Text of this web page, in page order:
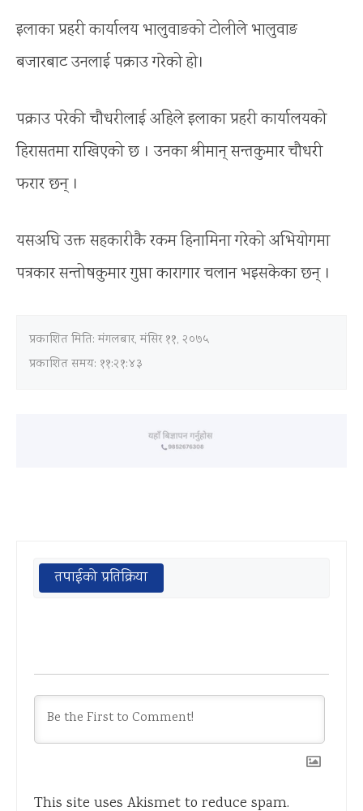
इलाका प्रहरी कार्यालय भालुवाङको टोलीले भालुवाङ
बजारबाट उनलाई पक्राउ गरेको हो।
पक्राउ परेकी चौधरीलाई अहिले इलाका प्रहरी कार्यालयको
हिरासतमा राखिएको छ । उनका श्रीमान् सन्तकुमार चौधरी
फरार छन् ।
यसअघि उक्त सहकारीकै रकम हिनामिना गरेको अभियोगमा
पत्रकार सन्तोषकुमार गुप्ता कारागार चलान भइसकेका छन् ।
प्रकाशित मिति:मंगलबार, मंसिर ११, २०७५
प्रकाशित समय: ११:२१:४३
तपाईको प्रतिक्रिया
This site uses Akismet to reduce spam.